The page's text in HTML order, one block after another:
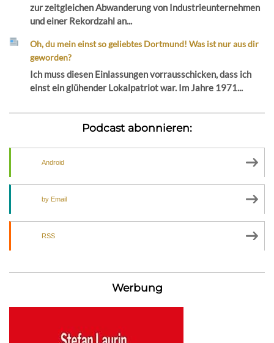
zur zeitgleichen Abwanderung von Industrieunternehmen
und einer Rekordzahl an...
Oh, du mein einst so geliebtes Dortmund! Was ist nur aus dir
geworden?
Ich muss diesen Einlassungen vorrausschicken, dass ich
einst ein glühender Lokalpatriot war. Im Jahre 1971...
Podcast abonnieren:
Android
by Email
RSS
Werbung